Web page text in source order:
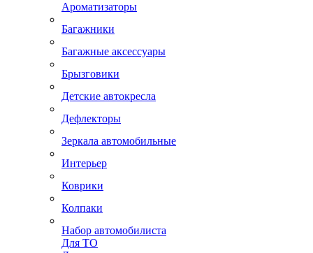
Ароматизаторы
Багажники
Багажные аксессуары
Брызговики
Детские автокресла
Дефлекторы
Зеркала автомобильные
Интерьер
Коврики
Колпаки
Набор автомобилиста
Для ТО